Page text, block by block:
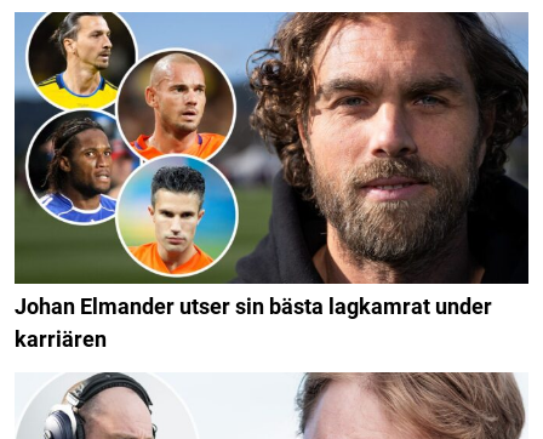
Johan Elmander utser sin bästa lagkamrat under
karriären